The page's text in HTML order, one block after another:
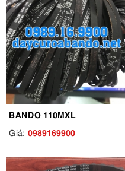
BANDO 110MXL
Giá: 0989169900